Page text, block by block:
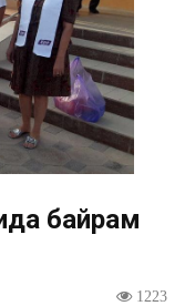
байрам
1223